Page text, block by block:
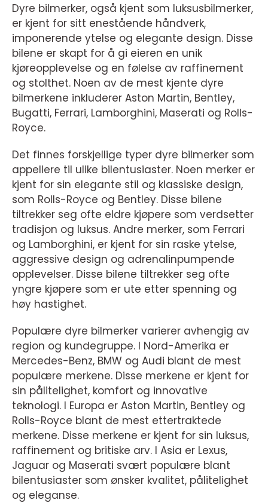
Dyre bilmerker, også kjent som luksusbilmerker,
er kjent for sitt enestående håndverk,
imponerende ytelse og elegante design. Disse
bilene er skapt for å gi eieren en unik
kjøreopplevelse og en følelse av raffinement
og stolthet. Noen av de mest kjente dyre
bilmerkene inkluderer Aston Martin, Bentley,
Bugatti, Ferrari, Lamborghini, Maserati og Rolls-
Royce.
Det finnes forskjellige typer dyre bilmerker som
appellere til ulike bilentusiaster. Noen merker er
kjent for sin elegante stil og klassiske design,
som Rolls-Royce og Bentley. Disse bilene
tiltrekker seg ofte eldre kjøpere som verdsetter
tradisjon og luksus. Andre merker, som Ferrari
og Lamborghini, er kjent for sin raske ytelse,
aggressive design og adrenalinpumpende
opplevelser. Disse bilene tiltrekker seg ofte
yngre kjøpere som er ute etter spenning og
høy hastighet.
Populære dyre bilmerker varierer avhengig av
region og kundegruppe. I Nord-Amerika er
Mercedes-Benz, BMW og Audi blant de mest
populære merkene. Disse merkene er kjent for
sin pålitelighet, komfort og innovative
teknologi. I Europa er Aston Martin, Bentley og
Rolls-Royce blant de mest ettertraktede
merkene. Disse merkene er kjent for sin luksus,
raffinement og britiske arv. I Asia er Lexus,
Jaguar og Maserati svært populære blant
bilentusiaster som ønsker kvalitet, pålitelighet
og eleganse.